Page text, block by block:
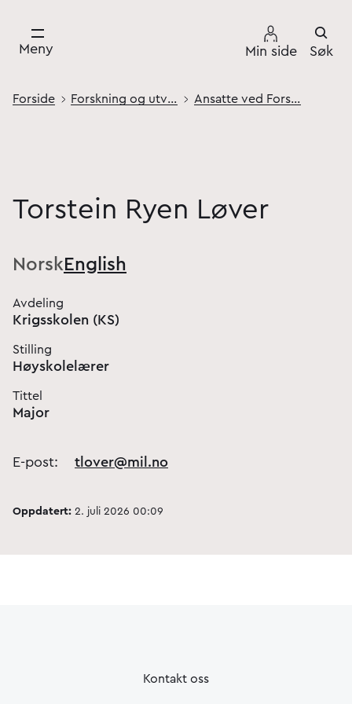
Meny Min side Søk
Forside Forskning og utvikling Ansatte ved Forsvarets høgskole
Torstein Ryen Løver
NorskEnglish
Avdeling
Krigsskolen (KS)
Stilling
Høyskolelærer
Tittel
Major
E-post: tlover@mil.no
Oppdatert: 2. juli 2026 00:09
Kontakt oss